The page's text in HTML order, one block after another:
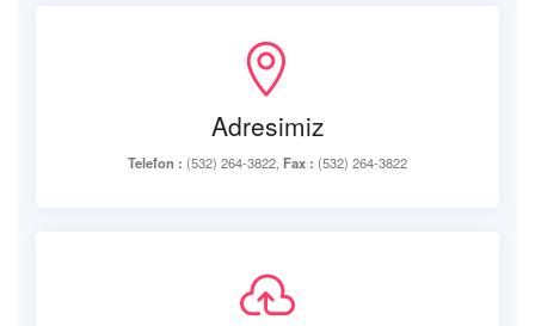
Adresimiz
Telefon : (532) 264-3822, Fax : (532) 264-3822